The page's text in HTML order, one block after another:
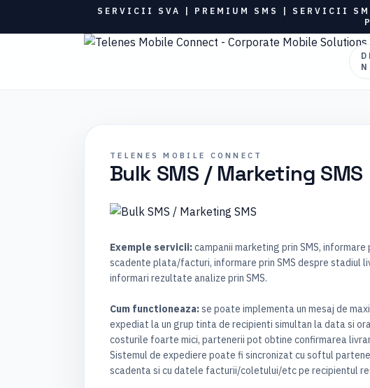
SERVICII SVA | PREMIUM SMS | SERVICII
TELENES MOBILE CONNECT
Bulk SMS / Marketing SMS
Exemple servicii: campanii marketing prin SMS,
scadente plata/facturi, informare prin SMS despre stadiul
informari rezultate analize prin SMS.
Cum functioneaza:se poate implementa un mesaj de
expediat la un grup tinta de recipienti simultan la data si
costurile foarte mici, partenerii pot obtine confirmarea
Sistemul de expediere poate fi sincronizat cu softul
scadenta si cu datele facturii/coletului/etc pe recipientul